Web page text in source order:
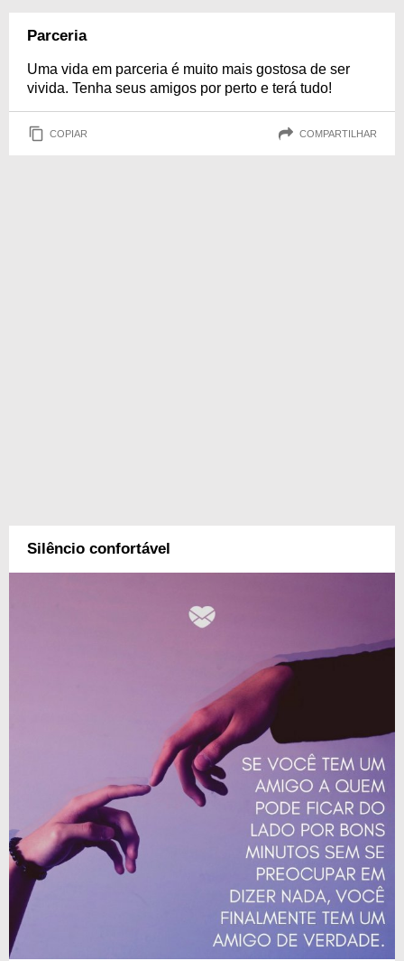
Parceria
Uma vida em parceria é muito mais gostosa de ser
vivida. Tenha seus amigos por perto e terá tudo!
COPIAR COMPARTILHAR
Silêncio confortável